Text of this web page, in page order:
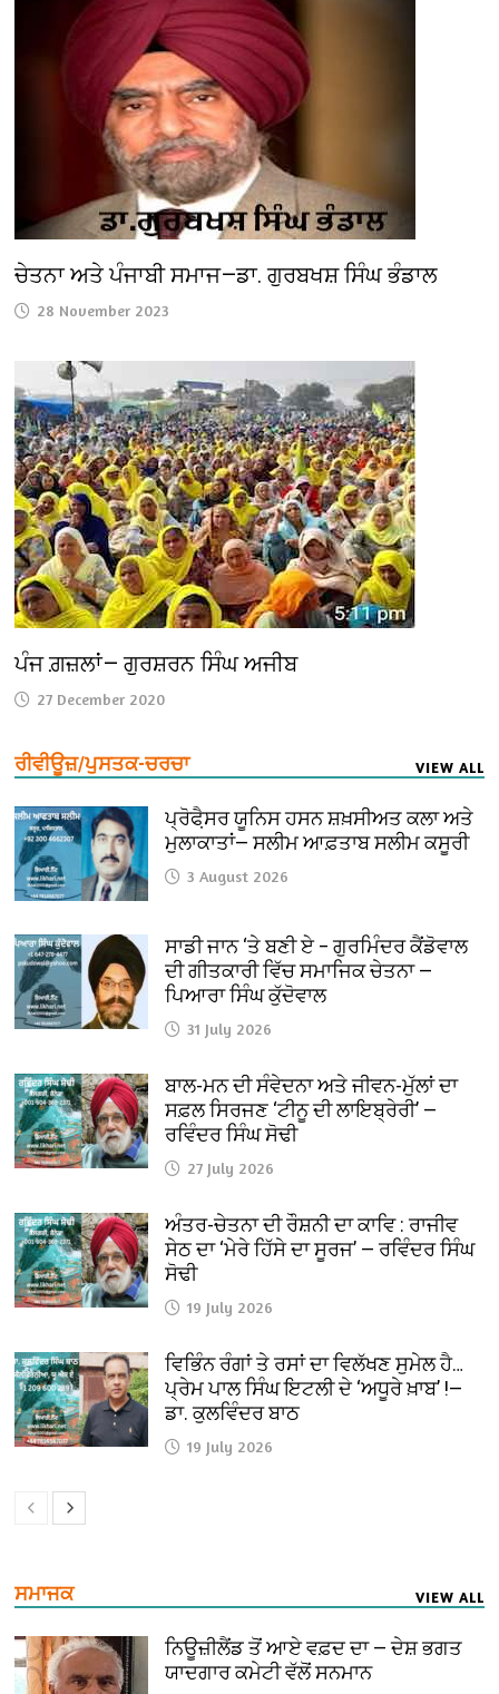
ਚੇਤਨਾ ਅਤੇ ਪੰਜਾਬੀ ਸਮਾਜ—ਡਾ. ਗੁਰਬਖਸ਼ ਸਿੰਘ ਭੰਡਾਲ
28 November 2023
ਪੰਜ ਗ਼ਜ਼ਲਾਂ— ਗੁਰਸ਼ਰਨ ਸਿੰਘ ਅਜੀਬ
27 December 2020
ਰੀਵੀਊਜ਼/ਪੁਸਤਕ-ਚਰਚਾ VIEW ALL
ਪ੍ਰੋਫੈ਼ਸਰ ਯੂਨਿਸ ਹਸਨ ਸ਼ਖ਼ਸੀਅਤ ਕਲਾ ਅਤੇ
ਮੁਲਾਕਾਤਾਂ— ਸਲੀਮ ਆਫ਼ਤਾਬ ਸਲੀਮ ਕਸੂਰੀ
3 August 2026
ਸਾਡੀ ਜਾਨ ‘ਤੇ ਬਣੀ ਏ – ਗੁਰਮਿੰਦਰ ਕੈਂਡੋਵਾਲ
ਦੀ ਗੀਤਕਾਰੀ ਵਿੱਚ ਸਮਾਜਿਕ ਚੇਤਨਾ —
ਪਿਆਰਾ ਸਿੰਘ ਕੁੱਦੋਵਾਲ
31 July 2026
ਬਾਲ-ਮਨ ਦੀ ਸੰਵੇਦਨਾ ਅਤੇ ਜੀਵਨ-ਮੁੱਲਾਂ ਦਾ
ਸਫ਼ਲ ਸਿਰਜਣ ‘ਟੀਨੂ ਦੀ ਲਾਇਬ੍ਰੇਰੀ’ —
ਰਵਿੰਦਰ ਸਿੰਘ ਸੋਢੀ
27 July 2026
ਅੰਤਰ-ਚੇਤਨਾ ਦੀ ਰੌਸ਼ਨੀ ਦਾ ਕਾਵਿ : ਰਾਜੀਵ
ਸੇਠ ਦਾ ‘ਮੇਰੇ ਹਿੱਸੇ ਦਾ ਸੂਰਜ’ — ਰਵਿੰਦਰ ਸਿੰਘ
ਸੋਢੀ
19 July 2026
ਵਿਭਿੰਨ ਰੰਗਾਂ ਤੇ ਰਸਾਂ ਦਾ ਵਿਲੱਖਣ ਸੁਮੇਲ ਹੈ…
ਪ੍ਰੇਮ ਪਾਲ ਸਿੰਘ ਇਟਲੀ ਦੇ ‘ਅਧੂਰੇ ਖ਼ਾਬ’ !—
ਡਾ. ਕੁਲਵਿੰਦਰ ਬਾਠ
19 July 2026
ਸਮਾਜਕ VIEW ALL
ਨਿਊਜ਼ੀਲੈਂਡ ਤੋਂ ਆਏ ਵਫ਼ਦ ਦਾ — ਦੇਸ਼ ਭਗਤ
ਯਾਦਗਾਰ ਕਮੇਟੀ ਵੱਲੋਂ ਸਨਮਾਨ